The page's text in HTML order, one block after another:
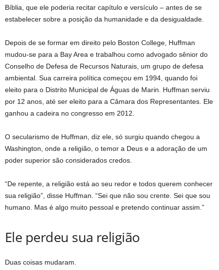
Bíblia, que ele poderia recitar capítulo e versículo – antes de se
estabelecer sobre a posição da humanidade e da desigualdade.
Depois de se formar em direito pelo Boston College, Huffman
mudou-se para a Bay Area e trabalhou como advogado sênior do
Conselho de Defesa de Recursos Naturais, um grupo de defesa
ambiental. Sua carreira política começou em 1994, quando foi
eleito para o Distrito Municipal de Águas de Marin. Huffman serviu
por 12 anos, até ser eleito para a Câmara dos Representantes. Ele
ganhou a cadeira no congresso em 2012.
O secularismo de Huffman, diz ele, só surgiu quando chegou a
Washington, onde a religião, o temor a Deus e a adoração de um
poder superior são considerados credos.
“De repente, a religião está ao seu redor e todos querem conhecer
sua religião”, disse Huffman. “Sei que não sou crente. Sei que sou
humano. Mas é algo muito pessoal e pretendo continuar assim.”
Ele perdeu sua religião
Duas coisas mudaram.